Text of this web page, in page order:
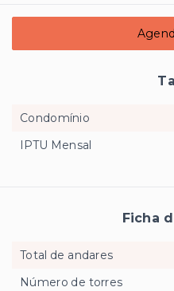
Condomínio
IPTU Mensal
Ficha
Total de andares
Número de torres